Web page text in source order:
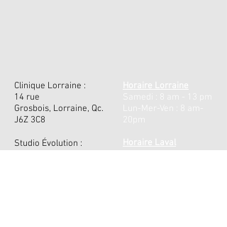
Clinique Lorraine :
14 rue
Grosbois, Lorraine, Qc.
J6Z 3C8
Studio Évolution :
Horaire Lorraine
Horaire Laval